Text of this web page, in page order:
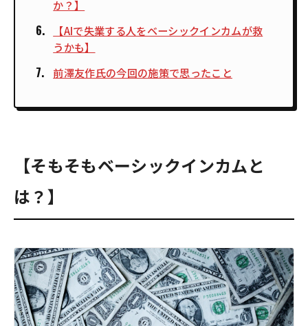
か？】
【AIで失業する人をベーシックインカムが救
うかも】
前澤友作氏の今回の施策で思ったこと
【そもそもベーシックインカムと
は？】